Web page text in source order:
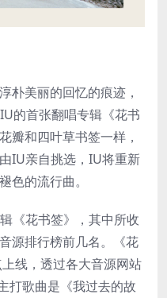
朴美丽的回忆的痕迹，
的首张翻唱专辑《花书
瓣和四叶草书签一样，
IU亲自挑选，IU将重新
色的流行曲。
《花书签》，其中所收
源排行榜前几名。《花
线，透过各大音源网站
打歌曲是《我过去的故